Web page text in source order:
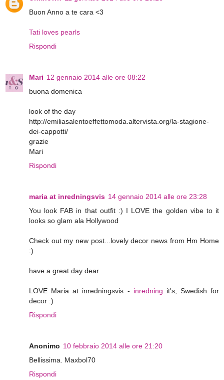
Buon Anno a te cara <3
Tati loves pearls
Rispondi
Mari 12 gennaio 2014 alle ore 08:22
buona domenica
look of the day
http://emiliasalentoeffettomoda.altervista.org/la-stagione-
dei-cappotti/
grazie
Mari
Rispondi
maria at inredningsvis 14 gennaio 2014 alle ore 23:28
You look FAB in that outfit :) I LOVE the golden vibe to it
looks so glam ala Hollywood
Check out my new post...lovely decor news from Hm Home
:)
have a great day dear
LOVE Maria at inredningsvis - inredning it's, Swedish for
decor :)
Rispondi
Anonimo 10 febbraio 2014 alle ore 21:20
Bellissima. Maxbol70
Rispondi